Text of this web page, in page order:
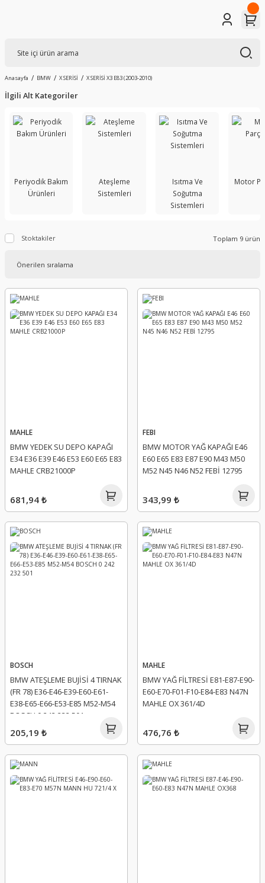
Anasayfa BMW X SERİSİ X SERİSİ X3 E83 (2003-2010)
İlgili Alt Kategoriler
Periyodik Bakım
Ürünleri
Ateşleme
Sistemleri
Isıtma Ve
Soğutma
Sistemleri
Motor
Stoktakiler Toplam 9 ürün
MAHLE
BMW YEDEK SU DEPO KAPAĞI
E34 E36 E39 E46 E53 E60 E65 E83
MAHLE CRB21000P
681,94 ₺
FEBI
BMW MOTOR YAĞ KAPAĞI E46
E60 E65 E83 E87 E90 M43 M50
M52 N45 N46 N52 FEBİ 12795
343,99 ₺
BOSCH
BMW ATEŞLEME BUJİSİ 4 TIRNAK
(FR 78) E36-E46-E39-E60-E61-
E38-E65-E66-E53-E85 M52-M54
BOSCH 0 242 232 501
205,19 ₺
MAHLE
BMW YAĞ FİLTRESİ E81-E87-E90-
E60-E70-F01-F10-E84-E83 N47N
MAHLE OX 361/4D
476,76 ₺